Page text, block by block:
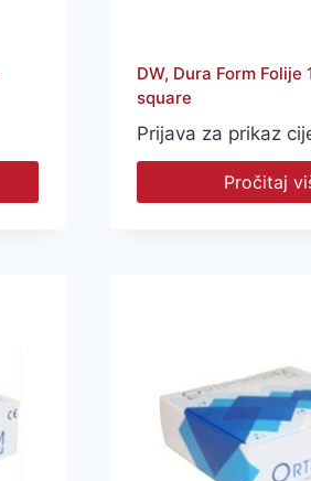
DW, Dura Form Folije
square
Prijava za prikaz
Pročitaj